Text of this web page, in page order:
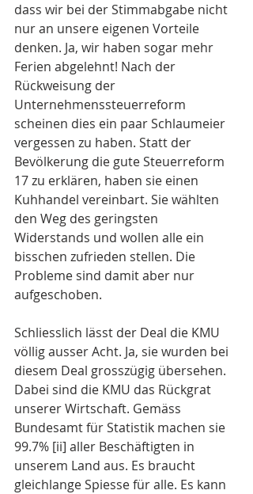
dass wir bei der Stimmabgabe nicht
nur an unsere eigenen Vorteile
denken. Ja, wir haben sogar mehr
Ferien abgelehnt! Nach der
Rückweisung der
Unternehmenssteuerreform
scheinen dies ein paar Schlaumeier
vergessen zu haben. Statt der
Bevölkerung die gute Steuerreform
17 zu erklären, haben sie einen
Kuhhandel vereinbart. Sie wählten
den Weg des geringsten
Widerstands und wollen alle ein
bisschen zufrieden stellen. Die
Probleme sind damit aber nur
aufgeschoben.
Schliesslich lässt der Deal die KMU
völlig ausser Acht. Ja, sie wurden bei
diesem Deal grosszügig übersehen.
Dabei sind die KMU das Rückgrat
unserer Wirtschaft. Gemäss
Bundesamt für Statistik machen sie
99.7% [ii] aller Beschäftigten in
unserem Land aus. Es braucht
gleichlange Spiesse für alle. Es kann